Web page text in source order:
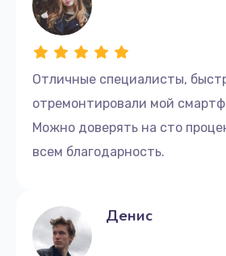
Отличные cпециалисты,
отремонтировали мой
Можно доверять на сто
всем благодарность.
Денис